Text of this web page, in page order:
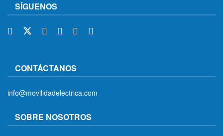
SÍGUENOS
CONTÁCTANOS
info@movilidadelectrica.com
SOBRE NOSOTROS